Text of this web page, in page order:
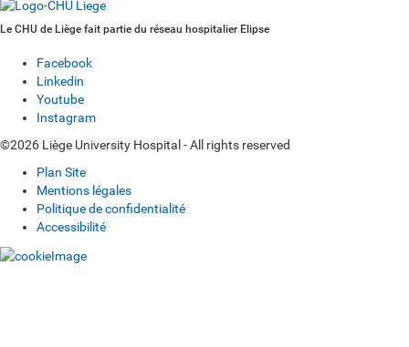
Le CHU de Liège fait partie du réseau hospitalier Elipse
Facebook
Linkedin
Youtube
Instagram
©2026 Liège University Hospital - All rights reserved
Plan Site
Mentions légales
Politique de confidentialité
Accessibilité